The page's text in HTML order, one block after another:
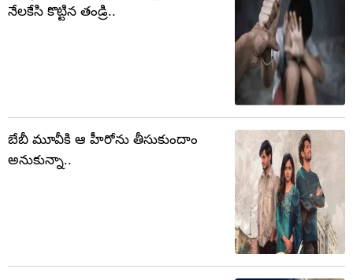
నేలకేసి కొట్టిన తండ్రి..
బేబీ మూవీకి ఆ హీరోను తీసుకుందాం
అనుకున్నా..